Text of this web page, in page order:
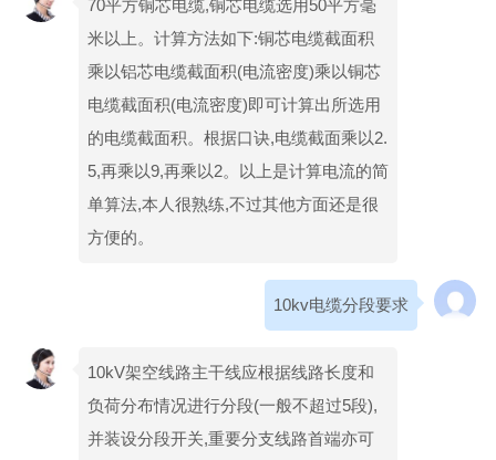
70平方铜芯电缆,铜芯电缆选用50平方毫
米以上。计算方法如下:铜芯电缆截面积
乘以铝芯电缆截面积(电流密度)乘以铜芯
电缆截面积(电流密度)即可计算出所选用
的电缆截面积。根据口诀,电缆截面乘以2.
5,再乘以9,再乘以2。以上是计算电流的简
单算法,本人很熟练,不过其他方面还是很
方便的。
10kv电缆分段要求
10kV架空线路主干线应根据线路长度和
负荷分布情况进行分段(一般不超过5段),
并装设分段开关,重要分支线路首端亦可